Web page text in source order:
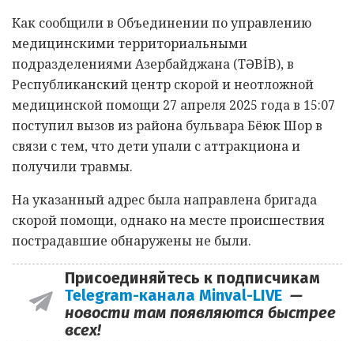
Как сообщили в Объединении по управлению
медицинскими территориальными
подразделениями Азербайджана (TƏBİB), в
Республиканский центр скорой и неотложной
медицинской помощи 27 апреля 2025 года в 15:07
поступил вызов из района бульвара Бёюк Шор в
связи с тем, что дети упали с аттракциона и
получили травмы.
На указанный адрес была направлена бригада
скорой помощи, однако на месте происшествия
пострадавшие обнаружены не были.
Присоединяйтесь к подписчикам
Telegram-канала Minval-LIVE —
новости там появляются быстрее
всех!